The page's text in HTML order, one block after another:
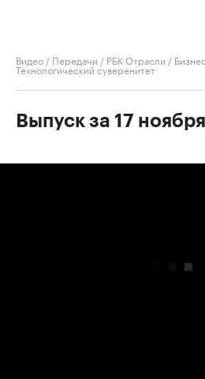
Видео / Передачи / РБК Отрасли /
Технологический суверенитет
Выпуск за 17